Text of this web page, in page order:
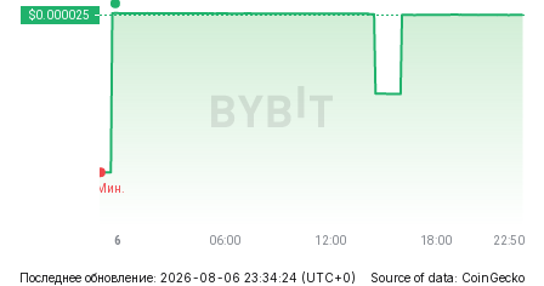
Последнее обновление: 2026-08-06 23:34:24 (UTC+0) Source of data: CoinGecko